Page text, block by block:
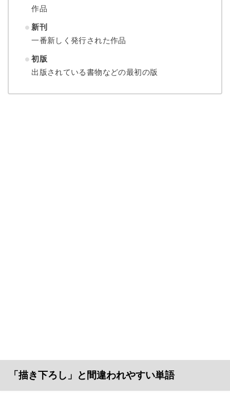
作品
新刊
一番新しく発行された作品
初版
出版されている書物などの最初の版
「描き下ろし」と間違われやすい単語